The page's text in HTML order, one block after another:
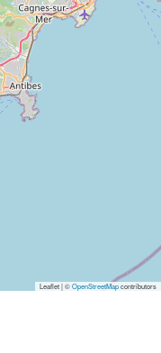
Leaflet | ©OpenStreetMapcontributors